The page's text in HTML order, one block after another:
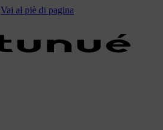
Vai al piè di pagina